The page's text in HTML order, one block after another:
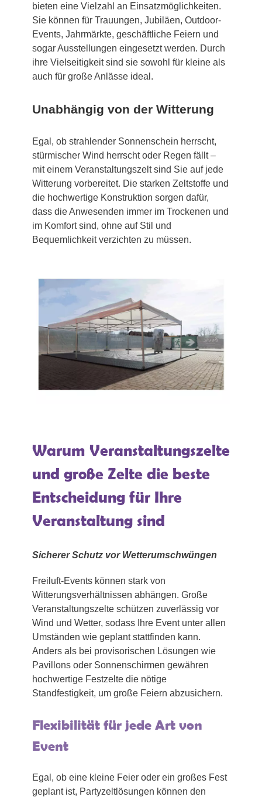
bieten eine Vielzahl an Einsatzmöglichkeiten.
Sie können für Trauungen, Jubiläen, Outdoor-
Events, Jahrmärkte, geschäftliche Feiern und
sogar Ausstellungen eingesetzt werden. Durch
ihre Vielseitigkeit sind sie sowohl für kleine als
auch für große Anlässe ideal.
Unabhängig von der Witterung
Egal, ob strahlender Sonnenschein herrscht,
stürmischer Wind herrscht oder Regen fällt –
mit einem Veranstaltungszelt sind Sie auf jede
Witterung vorbereitet. Die starken Zeltstoffe und
die hochwertige Konstruktion sorgen dafür,
dass die Anwesenden immer im Trockenen und
im Komfort sind, ohne auf Stil und
Bequemlichkeit verzichten zu müssen.
Warum Veranstaltungszelte
und große Zelte die beste
Entscheidung für Ihre
Veranstaltung sind
Sicherer Schutz vor Wetterumschwüngen
Freiluft-Events können stark von
Witterungsverhältnissen abhängen. Große
Veranstaltungszelte schützen zuverlässig vor
Wind und Wetter, sodass Ihre Event unter allen
Umständen wie geplant stattfinden kann.
Anders als bei provisorischen Lösungen wie
Pavillons oder Sonnenschirmen gewähren
hochwertige Festzelte die nötige
Standfestigkeit, um große Feiern abzusichern.
Flexibilität für jede Art von
Event
Egal, ob eine kleine Feier oder ein großes Fest
geplant ist, Partyzeltlösungen können den